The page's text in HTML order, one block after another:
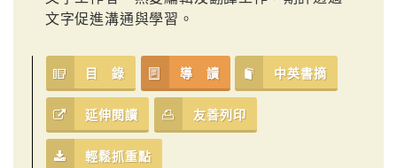
文字促進溝通與學習。
目 錄 導 讀 中英書摘
延伸閱讀 友善列印
輕鬆抓重點